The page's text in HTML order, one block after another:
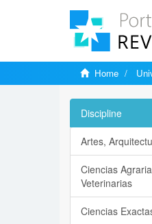
Home
Discipline
Artes,
Ciencias
Veterinarias
Ciencias